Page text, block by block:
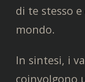
di te stesso
mondo.
In sintesi, i
coinvolgono